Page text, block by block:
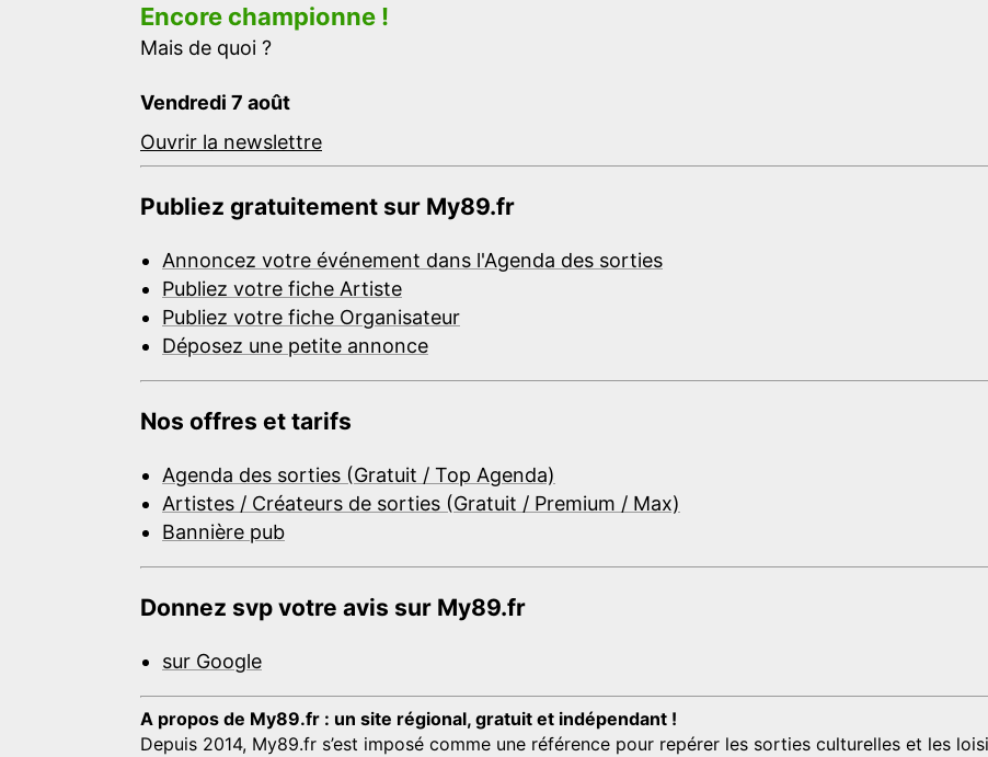
Encore championne !
Mais de quoi ?
Vendredi 7 août
Ouvrir la newslettre
Publiez gratuitement sur My89.fr
Annoncez votre événement dans l'Agenda des sorties
Publiez votre fiche Artiste
Publiez votre fiche Organisateur
Déposez une petite annonce
Nos offres et tarifs
Agenda des sorties (Gratuit / Top Agenda)
Artistes / Créateurs de sorties (Gratuit / Premium / Max)
Bannière pub
Donnez svp votre avis sur My89.fr
sur Google
A propos de My89.fr : un site régional, gratuit et indépendant !
Depuis 2014, My89.fr s’est imposé comme une référence pour repérer les sorties culturelles et les